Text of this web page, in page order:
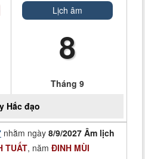
Lịch âm
8
Tháng 9
Hắc đạo
nhằm ngày 8/9/2027 Âm lịch
TUẤT, năm ĐINH MÙI